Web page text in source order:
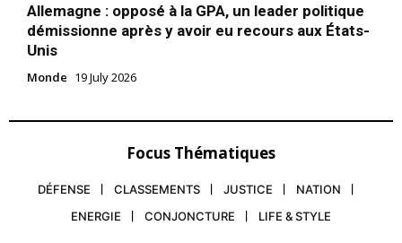
Allemagne : opposé à la GPA, un leader politique
démissionne après y avoir eu recours aux États-
Unis
Monde 19 July 2026
Focus Thématiques
DÉFENSE CLASSEMENTS JUSTICE
NATION
ENERGIE
CONJONCTURE LIFE & STYLE